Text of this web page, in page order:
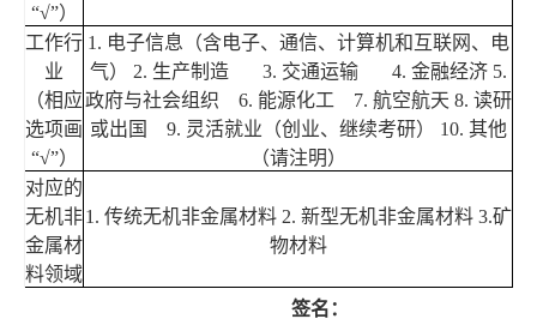
“√”）
工作行
业
（相应
选项画
“√”）
1. 电子信息（含电子、通信、计算机和互联网、电
气）
2. 生产制造 3. 交通运输 4. 金融经济 5.
政府与社会组织 6. 能源化工 7. 航空航天 8. 读研
或出国 9. 灵活就业（创业、继续考研） 10. 其他
（请注明）
对应的
无机非
金属材
料领域
1. 传统无机非金属材料 2. 新型无机非金属材料 3.矿
物材料
签名：